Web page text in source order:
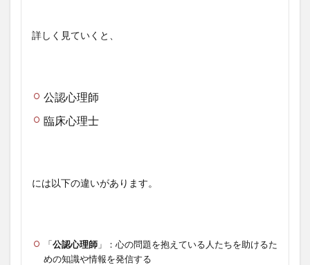
詳しく見ていくと、
公認心理師
臨床心理士
には以下の違いがあります。
「公認心理師 」：心の問題を抱えている人たちを助けるた
めの知識や情報を発信する